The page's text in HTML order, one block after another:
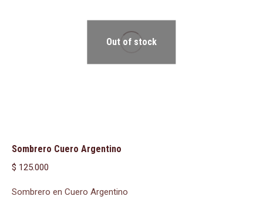
Out of stock
Sombrero Cuero Argentino
$ 125.000
Sombrero en Cuero Argentino